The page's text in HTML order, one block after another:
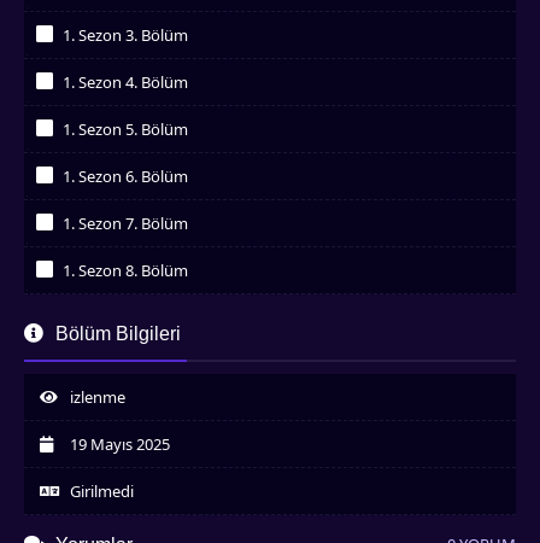
1. Sezon 3. Bölüm
1. Sezon 4. Bölüm
1. Sezon 5. Bölüm
1. Sezon 6. Bölüm
1. Sezon 7. Bölüm
1. Sezon 8. Bölüm
İzledim
İzledim
1. Sezon 10. Bölüm
İzledim
İzledim
1. Sezon 12. Bölüm
Bölüm Bilgileri
izlenme
19 Mayıs 2025
Girilmedi